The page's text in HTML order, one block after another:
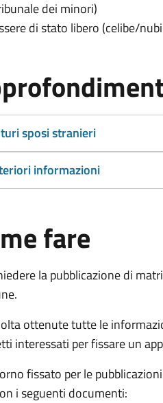
dei minori)
di stato libero (celibe/
sposi stranieri
informazioni
fare
la pubblicazione di
ottenute tutte le
interessati per fissare un
fissato per le
i seguenti documenti: